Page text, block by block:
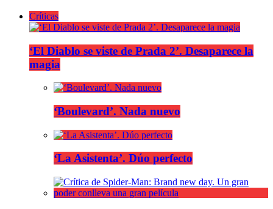
Críticas
‘El Diablo se viste de Prada 2’. Desaparece la
magia
‘Boulevard’. Nada nuevo
‘La Asistenta’. Dúo perfecto